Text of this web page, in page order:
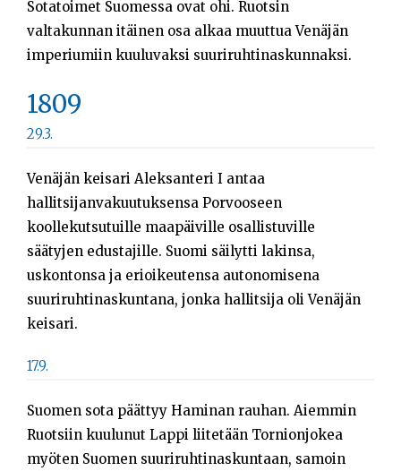
Sotatoimet Suomessa ovat ohi. Ruotsin
valtakunnan itäinen osa alkaa muuttua Venäjän
imperiumiin kuuluvaksi suuriruhtinaskunnaksi.
1809
29.3.
Venäjän keisari Aleksanteri I antaa
hallitsijanvakuutuksensa Porvooseen
koollekutsutuille maapäiville osallistuville
säätyjen edustajille. Suomi säilytti lakinsa,
uskontonsa ja erioikeutensa autonomisena
suuriruhtinaskuntana, jonka hallitsija oli Venäjän
keisari.
17.9.
Suomen sota päättyy Haminan rauhan. Aiemmin
Ruotsiin kuulunut Lappi liitetään Tornionjokea
myöten Suomen suuriruhtinaskuntaan, samoin